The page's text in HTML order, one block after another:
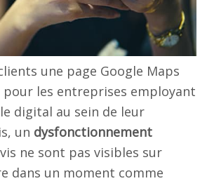
une page Google Maps
pour les entreprises employant
digital au sein de leur
un dysfonctionnement
ne sont pas visibles sur
dans un moment comme